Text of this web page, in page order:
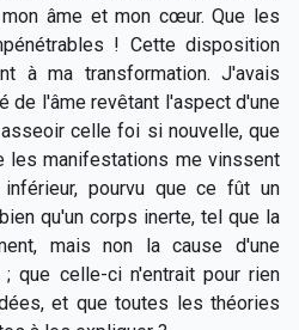
âme et mon cœur. Que les
! Cette disposition
à ma transformation. J'avais
de l'âme revêtant l'aspect d'une
celle foi si nouvelle, que
les manifestations me vinssent
pourvu que ce fût un
qu'un corps inerte, tel que la
mais non la cause d'une
que celle-ci n'entrait pour rien
et que toutes les théories